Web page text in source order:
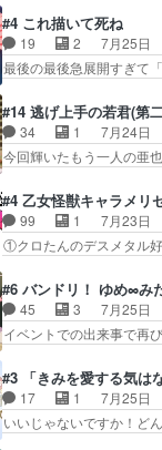
く動いていてずっと胸
DaemonsRealm｜リア
村を捨てて新郷家に来…
ぶややこしいことにな
も良いし毎話良いとこ
ゲネ后との出会い。次
人物多いけどついてい
んがめっちゃ可愛かっ
ちゃくちゃテンション
偵に行ったはずがドレゲ…
#4 これ描いて死ね
19 2
7月25日
最後の最後急展開すぎ
は泣かなかった！漫画
品はこういうのをズバ
雄に親しんだ人にはと
ヌルした動きとかネー
から新たな仲間まで。
テーマが流れるのが早
も、一応デジタルという
#14 逃げ上手の若君(第
34 1
7月24日
今回輝いたもう一人の
逃れすら逃げ上手亜也
か、亜也子もまだ9歳
子のドキドキ・大作戦
を相手に言葉で繰り広
からのいらすとやは草
でしたね頼もしさと乙
ロ目としか思ってなかっ
#4 乙女怪獣キャラメリ
99 1
7月23日
①クロたんのデスメタ
か好きになれんキャラ
らず生物学者には見え
らないのにどちりも肯
ゴンになっても、南を
心を許す、母の友達で
ルが止まらない。南く
りでエヴァの加持さん思…
#6 バンドリ！ ゆめ∞み
45 3
7月25日
イベントでの出来事で
ラがまじで何がしたい
の間合いにスルっと入
都子さんを籠絡しに来
ー現実版初登場！バレ
#3 「きみを愛する気は
17 1
7月25日
いいじゃないですか！